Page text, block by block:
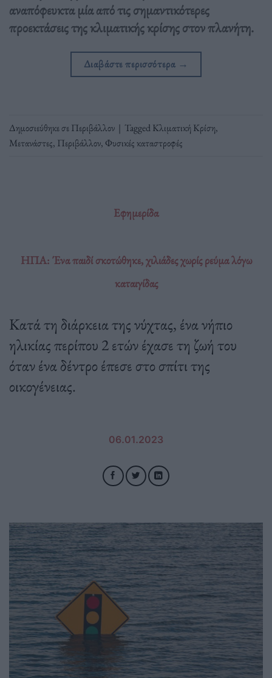
αναπόφευκτα μία από τις σημαντικότερες
προεκτάσεις της κλιματικής κρίσης στον πλανήτη.
Διαβάστε περισσότερα →
Δημοσιεύθηκε σεΠεριβάλλον | TaggedΚλιματική Κρίση,
Μετανάστες, Περιβάλλον, Φυσικές καταστροφές
Εφημερίδα
ΗΠΑ: Ένα παιδί σκοτώθηκε, χιλιάδες χωρίς ρεύμα λόγω
καταιγίδας
Κατά τη διάρκεια της νύχτας, ένα νήπιο
ηλικίας περίπου 2 ετών έχασε τη ζωή του
όταν ένα δέντρο έπεσε στο σπίτι της
οικογένειας.
06.01.2023